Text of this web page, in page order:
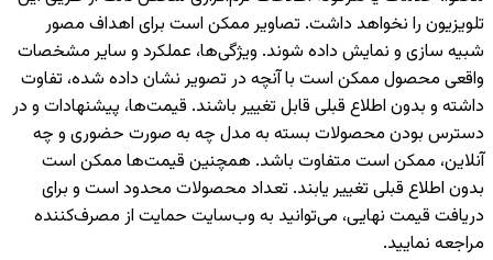
تلویزیون را نخواهد داشت. تصاویر ممکن است برای اهداف مصور
شبیه سازی و نمایش داده شوند. ویژگی‌ها، عملکرد و سایر مشخصات
واقعی محصول ممکن است با آنچه در تصویر نشان داده شده، تفاوت
داشته و بدون اطلاع قبلی قابل تغییر باشند. قیمت‌ها، پیشنهادات و در
دسترس بودن محصولات بسته به مدل چه به صورت حضوری و چه
آنلاین، ممکن است متفاوت باشد. همچنین قیمت‌ها ممکن است
بدون اطلاع قبلی تغییر یابند. تعداد محصولات محدود است و برای
دریافت قیمت نهایی، می‌توانید به وب‌سایت حمایت از مصرف‌کننده
مراجعه نمایید.